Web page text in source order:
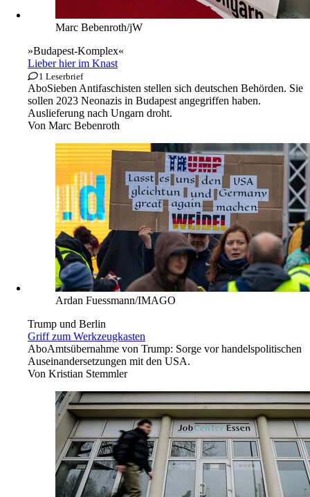
Marc Bebenroth/jW
»Budapest-Komplex«
Lieber hier im Knast
1 Leserbrief
AboSieben Antifaschisten stellen sich deutschen Behörden. Sie
sollen 2023 Neonazis in Budapest angegriffen haben.
Auslieferung nach Ungarn droht.
Von Marc Bebenroth
Ardan Fuessmann/IMAGO
Trump und Berlin
Griff zum Werkzeugkasten
AboAmtsübernahme von Trump: Sorge vor handelspolitischen
Auseinandersetzungen mit den USA.
Von Kristian Stemmler